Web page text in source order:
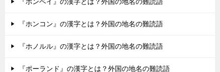
『ホンコン』の漢字とは？外国の地名の難読語
『ホノルル』の漢字とは？外国の地名の難読語
『ポーランド』の漢字とは？外国の地名の難読語